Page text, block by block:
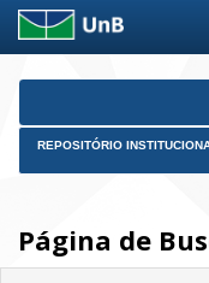
Skip
REPOSITÓRIO
Página de